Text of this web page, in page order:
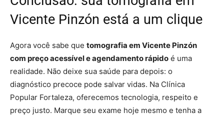
Vicente Pinzón está a um clique
Agora você sabe que tomografia em Vicente Pinzón
com preço acessível e agendamento rápido é uma
realidade. Não deixe sua saúde para depois: o
diagnóstico precoce pode salvar vidas. Na Clínica
Popular Fortaleza, oferecemos tecnologia, respeito e
preço justo. Marque seu exame hoje mesmo e tenha a